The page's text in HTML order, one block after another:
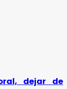
dejar de